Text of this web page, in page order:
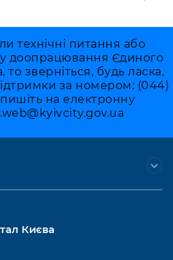
технічні питання або
доопрацювання Єдиного
зверніться, будь ласка,
за номером: (044)
на електронну
Києва